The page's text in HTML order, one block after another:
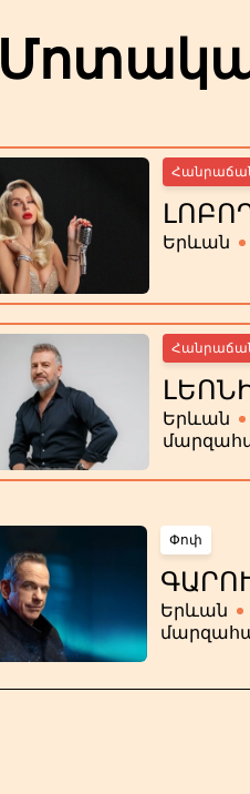
Մոտակա
Երևան
Երևան
Փոփ
Երևան